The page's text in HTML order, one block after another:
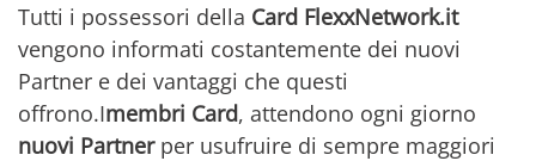
Tutti i possessori della Card FlexxNetwork.it
vengono informati costantemente dei nuovi
Partner e dei vantaggi che questi
offrono.Imembri Card, attendono ogni giorno
nuovi Partnerper usufruire di sempre maggiori